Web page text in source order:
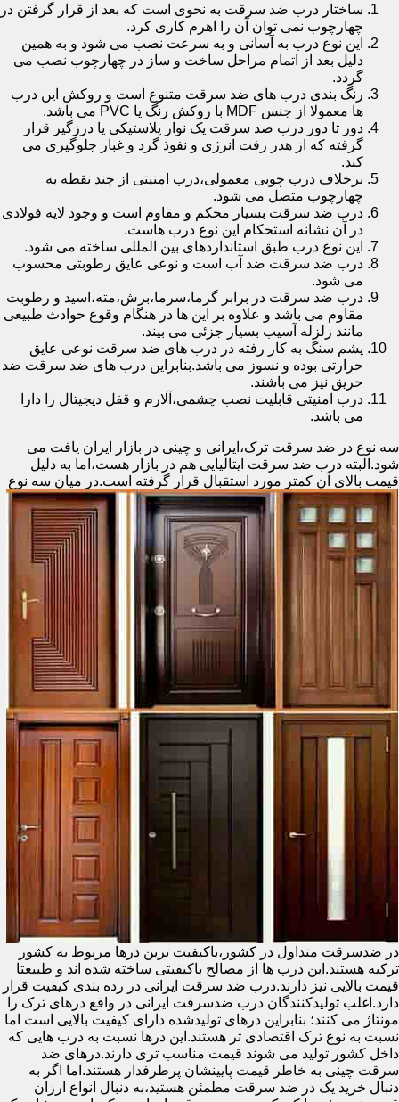
ساختار درب ضد سرقت به نحوی است که بعد از قرار گرفتن در
چهارچوب نمی توان آن را اهرم کاری کرد.
این نوع درب به آسانی و به سرعت نصب می شود و به همین
دلیل بعد از اتمام مراحل ساخت و ساز در چهارچوب نصب می
گردد.
رنگ بندی درب های ضد سرقت متنوع است و روکش این درب
ها معمولا از جنس MDF با روکش رنگ یا PVC می باشد.
دور تا دور درب ضد سرقت یک نوار پلاستیکی یا درزگیر قرار
گرفته که از هدر رفت انرژی و نفوذ گرد و غبار جلوگیری می
کند.
برخلاف درب چوبی معمولی،درب امنیتی از چند نقطه به
چهارچوب متصل می شود.
درب ضد سرقت بسیار محکم و مقاوم است و وجود لایه فولادی
در آن نشانه استحکام این نوع درب هاست.
این نوع درب طبق استانداردهای بین المللی ساخته می شود.
درب ضد سرقت ضد آب است و نوعی عایق رطوبتی محسوب
می شود.
درب ضد سرقت در برابر گرما،سرما،برش،مته،اسید و رطوبت
مقاوم می باشد و علاوه بر این ها در هنگام وقوع حوادث طبیعی
مانند زلزله آسیب بسیار جزئی می بیند.
پشم سنگ به کار رفته در درب های ضد سرقت نوعی عایق
حرارتی بوده و نسوز می باشد.بنابراین درب های ضد سرقت ضد
حریق نیز می باشند.
درب امنیتی قابلیت نصب چشمی،آلارم و قفل دیجیتال را دارا
می باشد.
سه نوع در ضد سرقت ترک،ایرانی و چینی در بازار ایران یافت می
شود.البته درب ضد سرقت ایتالیایی هم در بازار هست،اما به دلیل
قیمت بالای آن کمتر مورد استقبال قرار گرفته است.در میان سه نوع
در ضدسرقت متداول در کشور،باکیفیت ترین درها مربوط به کشور
ترکیه هستند.این درب ها از مصالح باکیفیتی ساخته شده اند و طبیعتا
قیمت بالایی نیز دارند.درب ضد سرقت ایرانی در رده بندی کیفیت قرار
دارد.اغلب تولیدکنندگان درب ضدسرقت ایرانی در واقع درهای ترک را
مونتاژ می کنند؛ بنابراین درهای تولیدشده دارای کیفیت بالایی است اما
نسبت به نوع ترک اقتصادی تر هستند.این درها نسبت به درب هایی که
داخل کشور تولید می شوند قیمت مناسب تری دارند.درهای ضد
سرقت چینی به خاطر قیمت پایینشان پرطرفدار هستند.اما اگر به
دنبال خرید یک در ضد سرقت مطمئن هستید،به دنبال انواع ارزان